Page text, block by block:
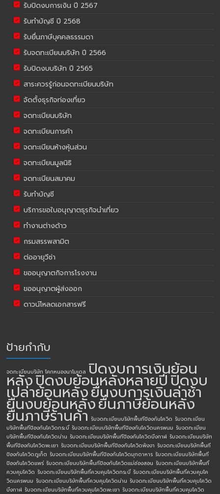
รับปิดงบการเงิน ปี 2567
รับทำบัญชี ปี 2568
รับยื่นภาษีบุคคลธรรมดา
รับจดทะเบียนบริษัท ปี 2566
รับปิดงบบริษัท ปี 2565
สาระควรรู้ก่อนจดทะเบียนบริษัท
จัดตั้งธุรกิจท่องเที่ยว
จดทะเบียนบริษัท
จดทะเบียนการค้า
จดทะเบียนห้างหุ้นส่วน
จดทะเบียนมูลนิธิ
จดทะเบียนสมาคม
รับทำบัญชี
บริการขอใบอนุญาตธุรกิจนำเที่ยว
ทำงานต่างด้าว
กรมสรรพสามิต
ต่ออายุวีซ่า
ขออนุญาตกิจการโรงงาน
ขออนุญาตผู้ส่งออก
ดาวน์โหลดเอกสารฟรี
ป้ายกำกับ
จดทะเบียนบริษัท โคกหนองนาโมเดล ปิดงบการเงินย้อน
หลังปิดงบย้อนหลังหลายปีปิดงบ
เปล่าย้อนหลังยื่นงบการเงินล่าช้า
ยื่นงบย้อนหลังยื่นภาษีย้อนหลัง
ยื่นภาษีร้านค้า รับจดทะเบียนบริษัทพื้นทีป้องกันโควิด รับจดทะเบียน
บริษัทพื้นทีป้องกันโควิดกระบี่ รับจดทะเบียนบริษัทพื้นทีป้องกันโควิดนครพนม รับจดทะเบียน
บริษัทพื้นทีป้องกันโควิดน่าน รับจดทะเบียนบริษัทพื้นทีป้องกันโควิดบึงกาฬ รับจดทะเบียนบริษัท
พื้นทีป้องกันโควิดพะเยา รับจดทะเบียนบริษัทพื้นทีป้องกันโควิดพังงา รับจดทะเบียนบริษัทพื้นที
ป้องกันโควิดภูเก็ต รับจดทะเบียนบริษัทพื้นทีป้องกันโควิดมุกดาหาร รับจดทะเบียนบริษัทพื้นที
ป้องกันโควิดแพร่ รับจดทะเบียนบริษัทพื้นทีป้องกันโควิดแม่ฮ่องสอน รับจดทะเบียนบริษัทพื้นที่
ควบคุมโควิด รับจดทะเบียนบริษัทพื้นที่ควบคุมโควิดกระบี่ รับจดทะเบียนบริษัทพื้นที่ควบคุมโค
วิดนครพนม รับจดทะเบียนบริษัทพื้นที่ควบคุมโควิดน่าน รับจดทะเบียนบริษัทพื้นที่ควบคุมโควิด
บึงกาฬ รับจดทะเบียนบริษัทพื้นที่ควบคุมโควิดพะเยา รับจดทะเบียนบริษัทพื้นที่ควบคุมโควิด